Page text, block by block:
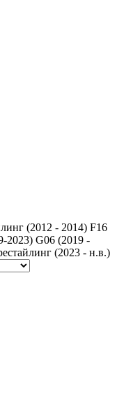
(2012 - 2014) F16
2023) G06 (2019 -
(2023 - н.в.)